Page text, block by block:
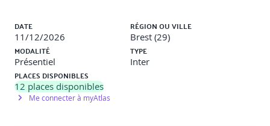
Public concerné
Managers, responsables RH, toute personne amenée à
Prérequis
DATE
11/12/2026
RÉGION OU VILLE
Brest (29)
MODALITÉ
Présentiel
TYPE
Inter
PLACES DISPONIBLES
12 places disponibles
Me connecter à myAtlas